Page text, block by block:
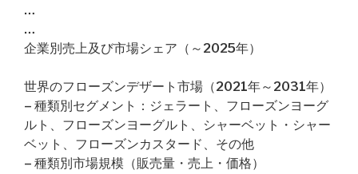
…
…
企業別売上及び市場シェア（～2025年）
世界のフローズンデザート市場（2021年～2031年）
– 種類別セグメント：ジェラート、フローズンヨーグ
ルト、フローズンヨーグルト、シャーベット・シャー
ベット、フローズンカスタード、その他
– 種類別市場規模（販売量・売上・価格）